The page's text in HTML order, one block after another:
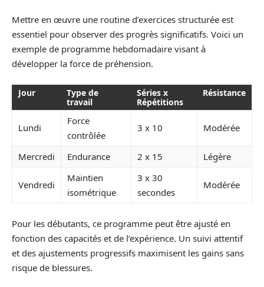
Mettre en œuvre une routine d’exercices structurée est
essentiel pour observer des progrès significatifs. Voici un
exemple de programme hebdomadaire visant à
développer la force de préhension.
Jour
Type de
travail
Séries x
Répétitions
Résistance
Lundi
Force
contrôlée
3 x 10 Modérée
Mercredi Endurance 2 x 15 Légère
Vendredi
Maintien
isométrique
3 x 30
secondes
Modérée
Pour les débutants, ce programme peut être ajusté en
fonction des capacités et de l’expérience. Un suivi attentif
et des ajustements progressifs maximisent les gains sans
risque de blessures.